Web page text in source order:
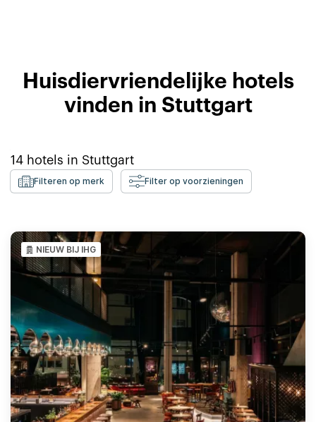
Huisdiervriendelijke hotels
vinden in Stuttgart
14 hotels in Stuttgart
Filteren op merk Filter op voorzieningen
NIEUW BIJ IHG